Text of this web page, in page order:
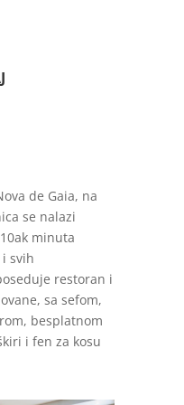
de Gaia, na
se nalazi
minuta
svih
restoran i
sa sefom,
besplatnom
i fen za kosu